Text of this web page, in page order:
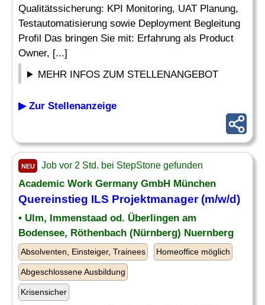
Qualitätssicherung: KPI Monitoring, UAT Planung,
Testautomatisierung sowie Deployment Begleitung
Profil Das bringen Sie mit: Erfahrung als Product
Owner, [...]
MEHR INFOS ZUM STELLENANGEBOT
▶ Zur Stellenanzeige
NEU Job vor 2 Std. bei StepStone gefunden
Academic Work Germany GmbH München
Quereinstieg ILS Projektmanager (m/w/d)
• Ulm, Immenstaad od. Überlingen am
Bodensee, Röthenbach (Nürnberg) Nuernberg
Absolventen, Einsteiger, Trainees Homeoffice möglich
Abgeschlossene Ausbildung
Krisensicher